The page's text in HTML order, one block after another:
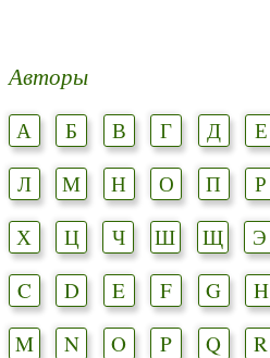
Авторы
А Б В Г Д Е
Л
М Н О П Р
Х
Ц Ч Ш Щ Э
C
D E F G H
M
N O P Q R